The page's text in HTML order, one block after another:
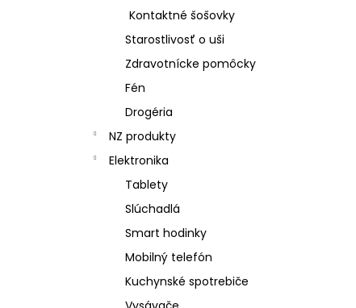
Kontaktné šošovky
Starostlivosť o uši
Zdravotnícke pomôcky
Fén
Drogéria
NZ produkty
Elektronika
Tablety
Slúchadlá
Smart hodinky
Mobilný telefón
Kuchynské spotrebiče